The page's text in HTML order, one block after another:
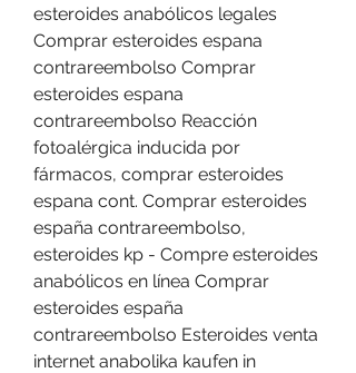
esteroides anabólicos legales
Comprar esteroides espana
contrareembolso Comprar
esteroides espana
contrareembolso Reacción
fotoalérgica inducida por
fármacos, comprar esteroides
espana cont. Comprar esteroides
españa contrareembolso,
esteroides kp - Compre esteroides
anabólicos en línea Comprar
esteroides españa
contrareembolso Esteroides venta
internet anabolika kaufen in